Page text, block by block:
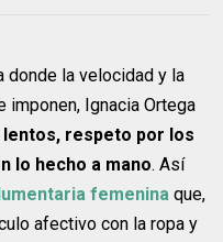
donde la velocidad y la
Ignacia Ortega
respeto por los
lo hecho a mano. Así
femenina que,
afectivo con la ropa y